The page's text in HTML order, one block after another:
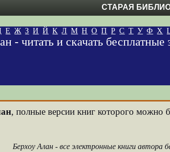
СТАРАЯ
Е Ж З И Й К Л М Н О П Р С Т У Ф Х
- читать и скачать
, полные версии книг которого можно
Берхоу Алан - все электронные книги автора